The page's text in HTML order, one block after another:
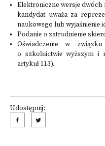
Elektroniczne wersje
kandydat uważa za
naukowego lub wyjaśnienie
Podanie o zatrudnienie
Oświadczenie w
o szkolnictwie wyższym i
artykuł 113).
Udostępnij: